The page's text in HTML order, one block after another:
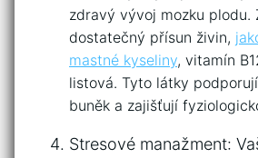
zdravý vývoj​ mozku plodu.
dostatečný přísun živin,
‌mastné ‌kyseliny, vitamín
listová. Tyto⁤ látky
buněk a zajišťují
Stresové ⁣manažment: